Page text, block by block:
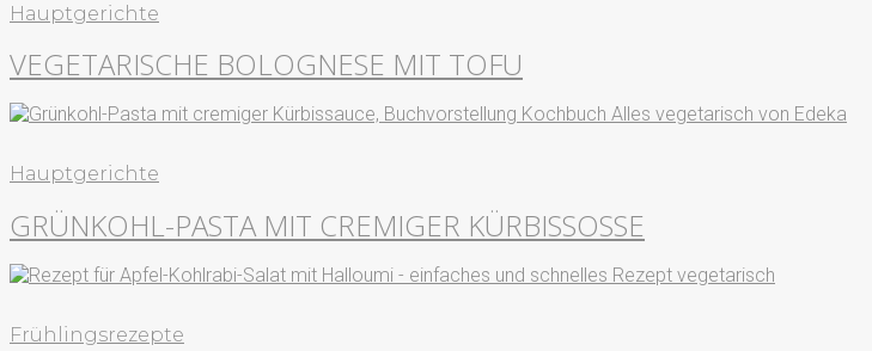
Hauptgerichte
VEGETARISCHE BOLOGNESE MIT TOFU
Hauptgerichte
GRÜNKOHL-PASTA MIT CREMIGER KÜRBISSOSSE
Frühlingsrezepte